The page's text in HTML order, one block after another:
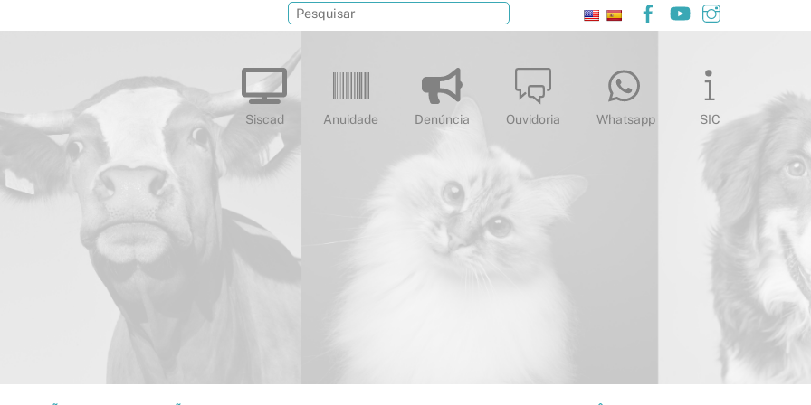
Facebook
YouTube
Siscad Anuidade Denúncia Ouvidoria Whatsapp SIC